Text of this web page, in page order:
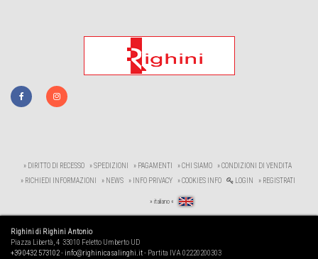
» DIRITTO DI RECESSO » SPEDIZIONI » PAGAMENTI » CHI SIAMO
» CONDIZIONI DI VENDITA
» RICHIEDI INFORMAZIONI
» NEWS » INFO PRIVACY » COOKIES INFO LOGIN » REGISTRATI
» italiano «
Righini di Righini Antonio
Piazza Libertà, 4 33010 Feletto Umberto UD
+39 0432 573102-info@righinicasalinghi.it- Partita IVA 02220200303